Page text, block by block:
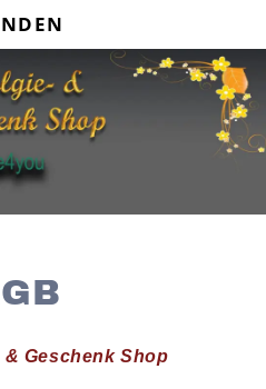
Geschenk Shop